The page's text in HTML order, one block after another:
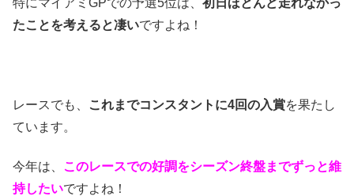
たことを考えると凄いですよね！
レースでも、 これまでコンスタントに4回の入賞を果たし
ています。
今年は、 このレースでの好調をシーズン終盤までずっと維
持したいですよね！